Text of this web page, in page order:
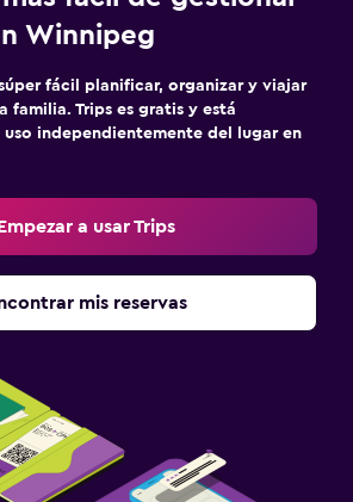
Winnipeg
fácil planificar, organizar y viajar
familia. Trips es gratis y está
independientemente del lugar en
a usar Trips
mis reservas